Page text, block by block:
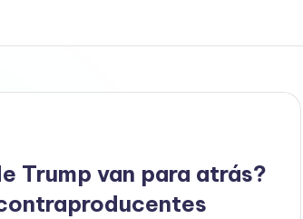
Trump van para atrás?